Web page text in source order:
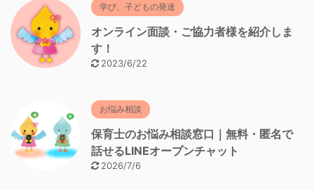
学び、子どもの発達
オンライン面談・ご協力者様を紹介しま
す！
2023/6/22
お悩み相談
保育士のお悩み相談窓口｜無料・匿名で
話せるLINEオープンチャット
2026/7/6